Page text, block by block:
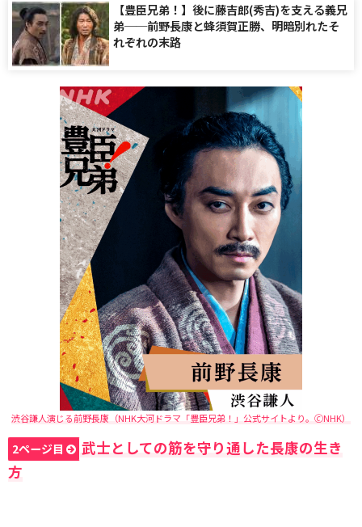
【豊臣兄弟！】後に藤吉郎(秀吉)を支える義兄
弟──前野長康と蜂須賀正勝、明暗別れたそ
れぞれの末路
渋谷謙人演じる前野長康（NHK大河ドラマ「豊臣兄弟！」公式サイトより。🄫NHK）
2ページ目
武士としての筋を守り通した長康の生き
方